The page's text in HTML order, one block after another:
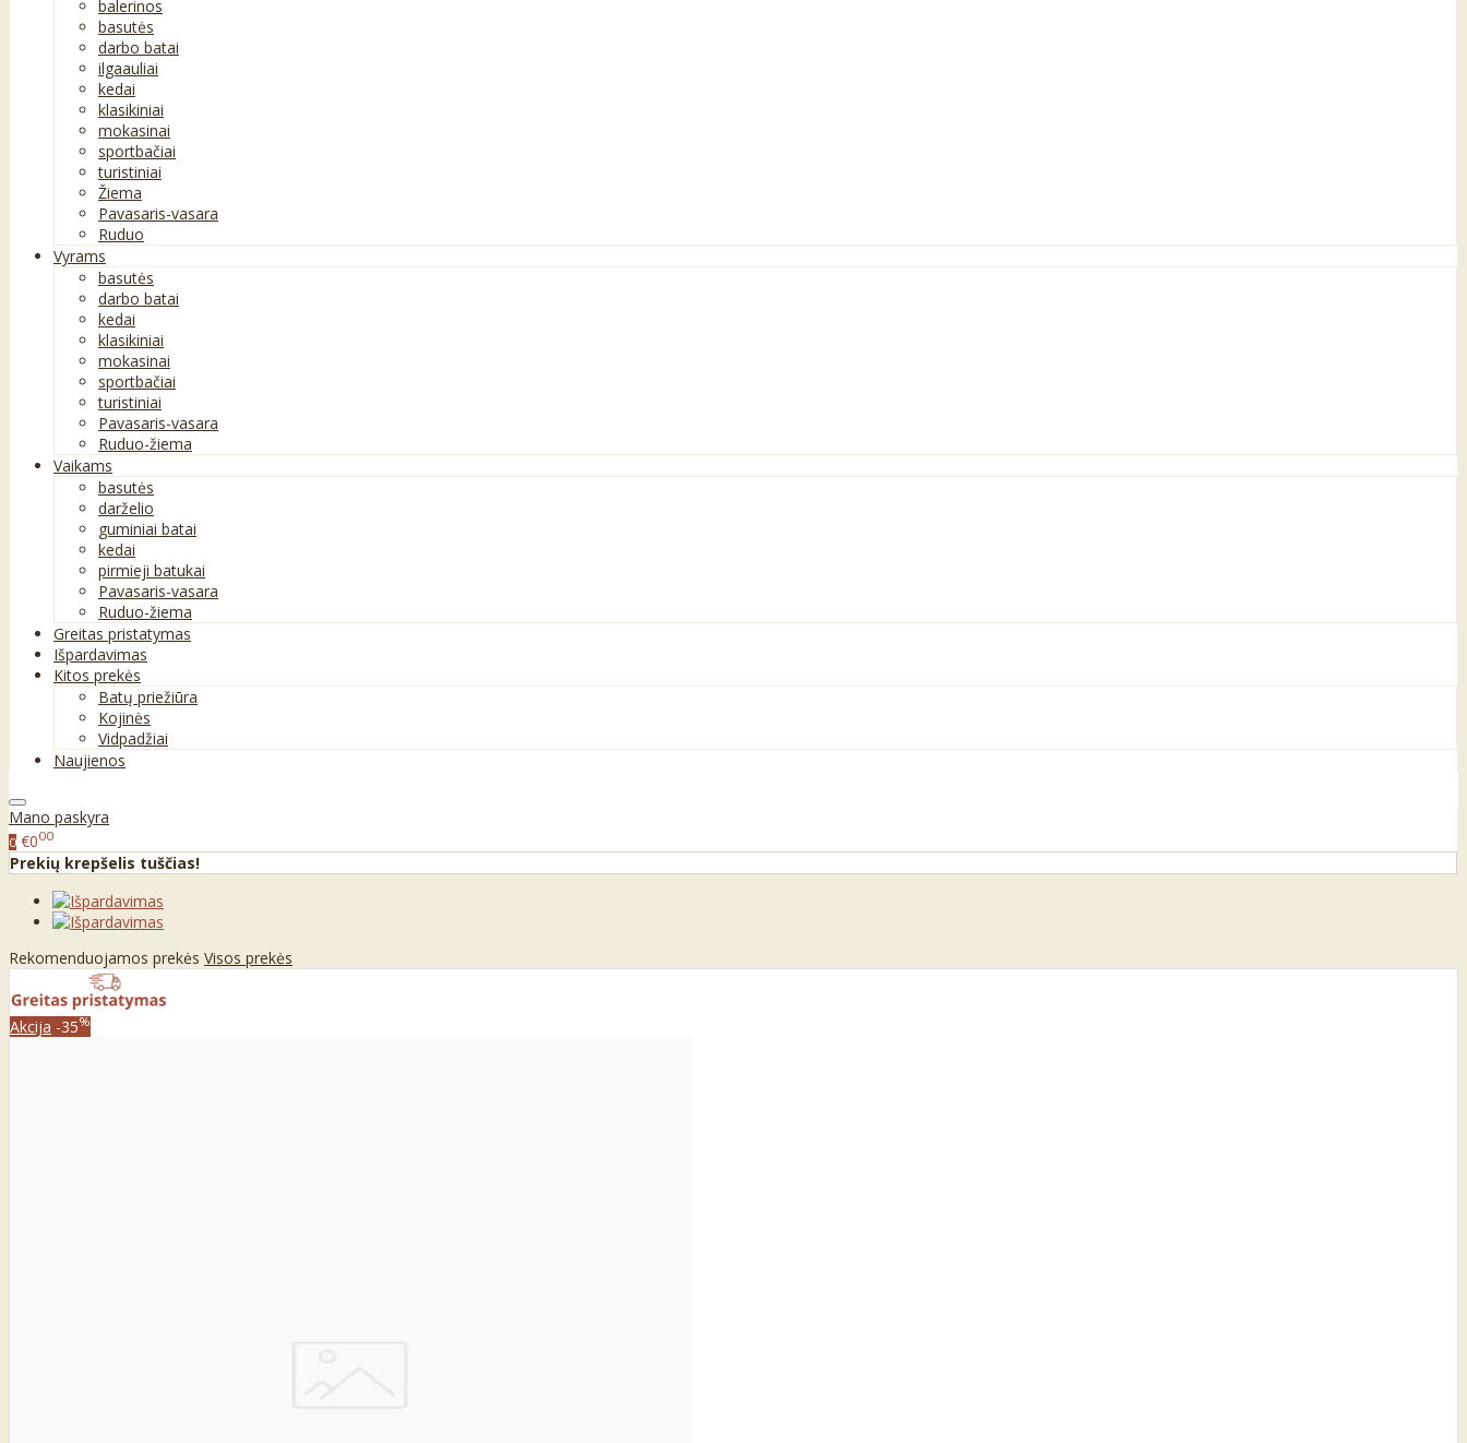
balerinos
basutės
darbo batai
ilgaauliai
kedai
klasikiniai
mokasinai
sportbačiai
turistiniai
Žiema
Pavasaris-vasara
Ruduo
Vyrams
basutės
darbo batai
kedai
klasikiniai
mokasinai
sportbačiai
turistiniai
Pavasaris-vasara
Ruduo-žiema
Vaikams
basutės
darželio
guminiai batai
kedai
pirmieji batukai
Pavasaris-vasara
Ruduo-žiema
Greitas pristatymas
Išpardavimas
Kitos prekės
Batų priežiūra
Kojinės
Vidpadžiai
Naujienos
Mano paskyra
0 €000
Prekių krepšelis tuščias!
Rekomenduojamos prekės Visos prekės
Akcija -35%